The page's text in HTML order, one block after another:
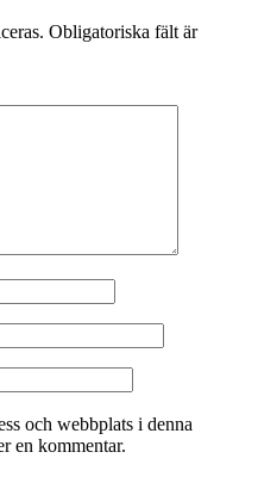
Obligatoriska fält är
och webbplats i denna
en kommentar.